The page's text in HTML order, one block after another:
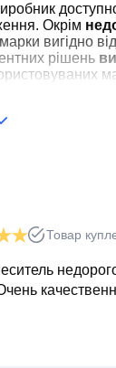
Окрім
вигідно
рішень
видів
ванни
кран
у
вигляд.
Товар